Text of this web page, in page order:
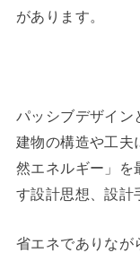
があります。
パッシブデザイン
建物の構造や工夫
然エネルギー」を
す設計思想、設計
省エネでありなが